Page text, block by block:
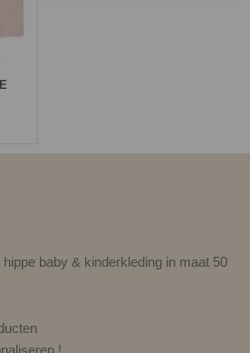
baby & kinderkleding in maat 50